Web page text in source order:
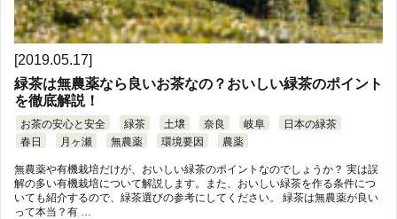
[2019.05.17]
緑茶は無農薬なら良いお茶なの？おいしい緑茶のポイント
を徹底解説！
お茶の安心と安全 緑茶 土壌 奈良 岐阜
日本の緑茶
春日
月ヶ瀬 無農薬 環境要因 農薬
無農薬や有機栽培だけが、おいしい緑茶のポイントなのでしょうか？ 実は誤
解の多い有機栽培について解説します。また、おいしい緑茶を作る条件につ
いても紹介するので、緑茶選びの参考にしてください。 緑茶は無農薬が良い
って本当？有 …